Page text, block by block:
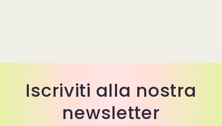
Iscriviti alla nostra
newsletter